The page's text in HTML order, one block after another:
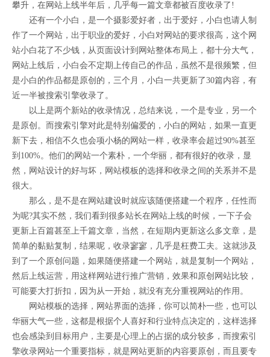
攀升，在网站上线半年后，几乎每一篇文章都被百度收录了!
还有一个小白，是一个摄影爱好者，出于爱好，小白也请人制
作了一个网站，出于职业的爱好，小白对网站的要求很高，这个网
站小白花了不少钱，从页面设计到网站整体布局上，都十分大气，
网站上线后，小白会不定期上传自己的作品，虽然不是很频繁，但
是小白的作品都是原创的，三个月，小白一共更新了30篇内容，有
近一半被搜索引擎收录了。
以上是两个新站的收录情况，总结来说，一个是专业，另一个
是原创。而搜索引擎对此是特别偏爱的，小白的网站，如果一直更
新下去，相信不久也会项小杨的网站一样，收录率会超过90%甚至
到100%。他们的网站一个素朴，一个华丽，都有很好的收录，显
然，网站设计的好与坏，网站模板的选择和收录之间的关系并不是
很大。
那么，是不是在网站建设时就应该随便搭建一个程序，任性而
为呢?其实不然，我们看到很多站长在网站上线的时候，一下子会
更新上百篇甚至上千篇文章，当然，在短期内更新这么多文章，是
简单的黏贴复制，结果呢，收录寥寥，几乎是枉费工夫。这就涉及
到了一个原创问题，如果随便搭建一个网站，就是复制一个网站，
然后上线运营，用这样网站进行推广营销，效果和原创网站比较，
可能要大打折扣，因为从一开始，就没有充分重视网站的作用。
网站模板的选择，网站界面的选择，你可以简朴一些，也可以
华丽大气一些，这都是根据个人喜好和行业特点决定的，这样选择
也会感染到目标用户，主要是心理上的占据的成分较多，而搜索引
擎收录网站一个重要指标，就是网站更新的内容要原创，而且要专